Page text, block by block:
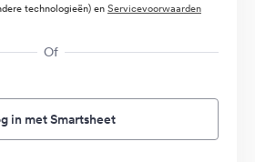
technologieën) enServicevoorwaarden
Of
in met Smartsheet